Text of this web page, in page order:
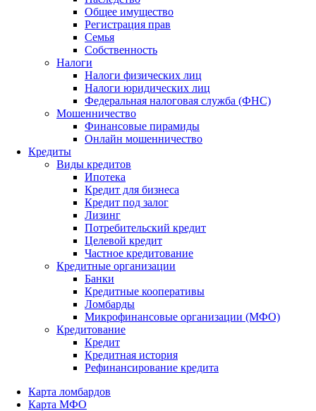
Общее имущество
Регистрация прав
Семья
Собственность
Налоги
Налоги физических лиц
Налоги юридических лиц
Федеральная налоговая служба (ФНС)
Мошенничество
Финансовые пирамиды
Онлайн мошенничество
Кредиты
Виды кредитов
Ипотека
Кредит для бизнеса
Кредит под залог
Лизинг
Потребительский кредит
Целевой кредит
Частное кредитование
Кредитные организации
Банки
Кредитные кооперативы
Ломбарды
Микрофинансовые организации (МФО)
Кредитование
Кредит
Кредитная история
Рефинансирование кредита
Карта ломбардов
Карта МФО